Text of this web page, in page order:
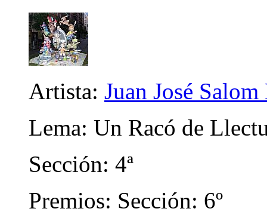
Artista: Juan José
Lema: Un Racó de
Sección: 4ª
Premios: Sección: 6º